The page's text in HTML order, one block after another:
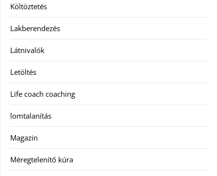
Költöztetés
Lakberendezés
Látnivalók
Letöltés
Life coach coaching
lomtalanítás
Magazin
Méregtelenítő kúra